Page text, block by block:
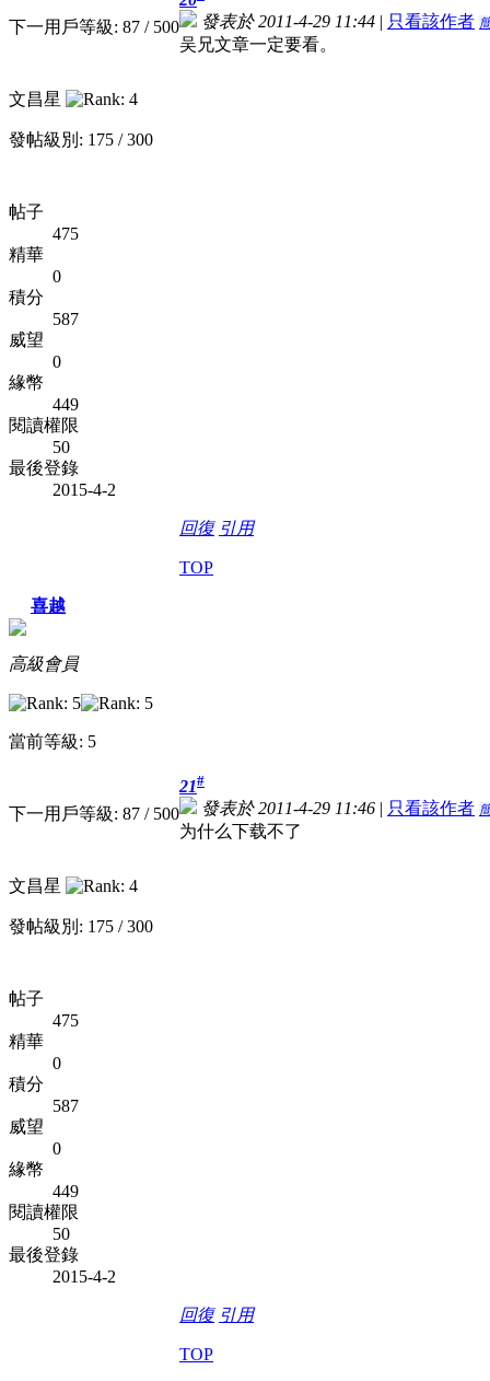
下一用戶等級: 87 / 500
文昌星
發帖級別: 175 / 300
帖子
475
精華
0
積分
587
威望
0
緣幣
449
閱讀權限
50
最後登錄
2015-4-2
發表於 2011-4-29 11:44 | 只看該作者
吴兄文章一定要看。
回復 引用
TOP
喜越
高級會員
當前等級: 5
下一用戶等級: 87 / 500
文昌星
發帖級別: 175 / 300
帖子
475
精華
0
積分
587
威望
0
緣幣
449
閱讀權限
50
最後登錄
2015-4-2
21#
發表於 2011-4-29 11:46 | 只看該作者
为什么下载不了
回復 引用
TOP